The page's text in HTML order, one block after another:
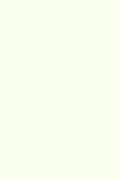
part
titulars al